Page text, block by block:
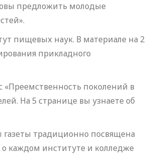
предложить молодые
пищевых наук. В материале на 2
прикладного
«Преемственность поколений в
На 5 странице вы узнаете об
традиционно посвящена
каждом институте и колледже